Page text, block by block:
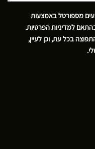
מספורטל באמצעות
למדיניות הפרטיות.
בכל עת, וכן לעיין,